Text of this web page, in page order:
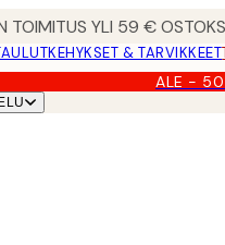
TOIMITUS YLI 59 €
KEHYKSET & TARVIKKEET
ALE -